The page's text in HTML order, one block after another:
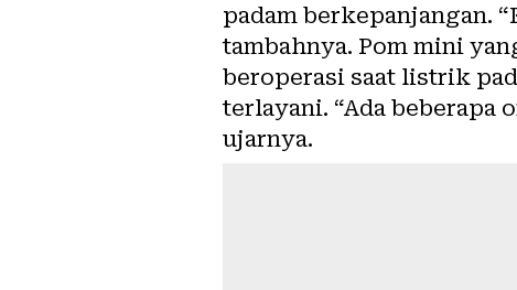
padam berkepanjangan.
tambahnya. Pom mini
beroperasi saat listrik
terlayani. “Ada beberapa
ujarnya.